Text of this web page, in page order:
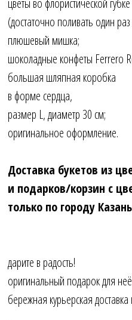
(достаточно поливать один
плюшевый мишка;
шоколадные конфеты Ferrero
большая шляпная коробка
в форме сердца,
размер L, диаметр 30 см;
оригинальное оформление.
Доставка букетов из
и подарков/корзин с
только по городу
дарите в радость!
оригинальный подарок для неё
бережная курьерская